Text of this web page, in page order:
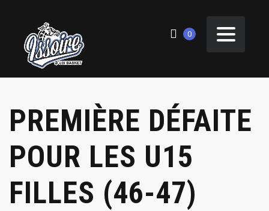
0
PREMIÈRE DÉFAITE
POUR LES U15
FILLES (46-47)